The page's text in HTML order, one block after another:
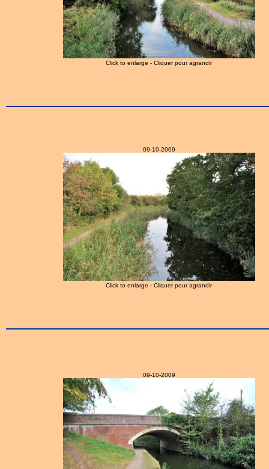
Click to enlarge - Cliquer pour agrandir
09-10-2009
Click to enlarge - Cliquer pour agrandir
09-10-2009